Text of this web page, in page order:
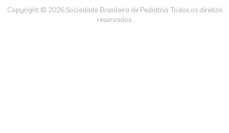
Copyright © 2026 Sociedade Brasileira de Pediatria. Todos os direitos
reservados.